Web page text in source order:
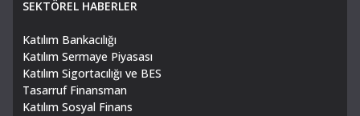
SEKTÖREL HABERLER
Katılım Bankacılığı
Katılım Sermaye Piyasası
Katılım Sigortacılığı ve BES
Tasarruf Finansman
Katılım Sosyal Finans